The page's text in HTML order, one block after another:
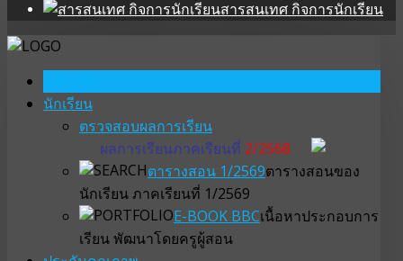
สารสนเทศ กิจการนักเรียน
นักเรียน
ตรวจสอบผลการเรียน
ผลการเรียนภาคเรียนที่ 2/2568
ตารางสอน 1/2569ตารางสอนของ
นักเรียน ภาคเรียนที่ 1/2569
E-BOOK BBCเนื้อหาประกอบการ
เรียน พัฒนาโดยครูผู้สอน